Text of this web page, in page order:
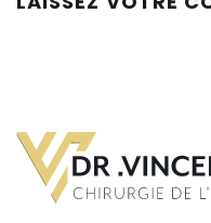
est